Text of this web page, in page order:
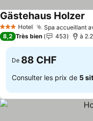
3 ÉtoilesHotel Spa accueillant
Gästehaus Holzer
8,2 Très bien 453 à
De 88 CHF
Consulter les prix de 5